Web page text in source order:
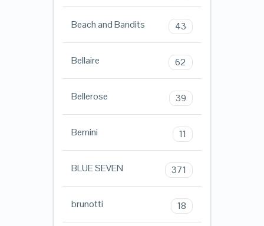
Beach and Bandits 43
Bellaire 62
Bellerose 39
Bemini 11
BLUE SEVEN 371
brunotti 18